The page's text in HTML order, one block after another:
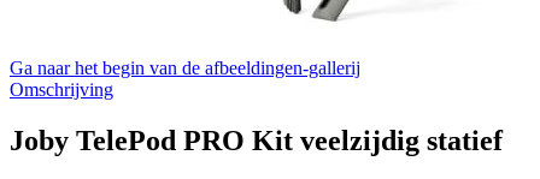
Ga naar het begin van de afbeeldingen-gallerij
Omschrijving
Joby TelePod PRO Kit veelzijdig statief